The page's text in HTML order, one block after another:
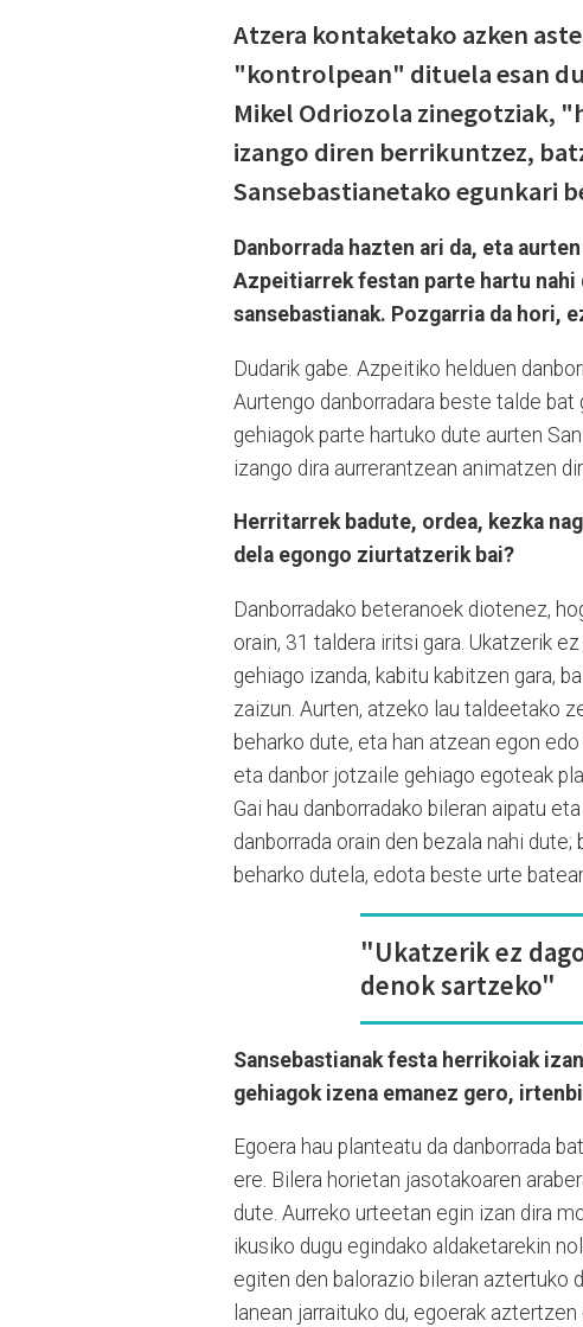
Atzera kontaketako azken
"kontrolpean" dituela esan
Mikel Odriozola zinegotziak,
izango diren berrikuntzez,
Sansebastianetako egunkari
Danborrada hazten ari da, eta
Azpeitiarrek festan parte hartu
sansebastianak. Pozgarria da hori,
Dudarik gabe. Azpeitiko helduen
Aurtengo danborradara beste talde bat
gehiagok parte hartuko dute aurten
izango dira aurrerantzean animatzen
Herritarrek badute, ordea, kezka
dela egongo ziurtatzerik bai?
Danborradako beteranoek diotenez,
orain, 31 taldera iritsi gara. Ukatzerik
gehiago izanda, kabitu kabitzen gara,
zaizun. Aurten, atzeko lau taldeetako
beharko dute, eta han atzean egon
eta danbor jotzaile gehiago egoteak
Gai hau danborradako bileran aipatu
danborrada orain den bezala nahi
beharko dutela, edota beste urte
"Ukatzerik ez
denok sartzeko"
Sansebastianak festa herrikoiak
gehiagok izena emanez gero,
Egoera hau planteatu da danborrada
ere. Bilera horietan jasotakoaren
dute. Aurreko urteetan egin izan dira
ikusiko dugu egindako aldaketarekin
egiten den balorazio bileran aztertuko
lanean jarraituko du, egoerak